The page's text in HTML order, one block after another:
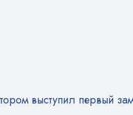
выступил первый